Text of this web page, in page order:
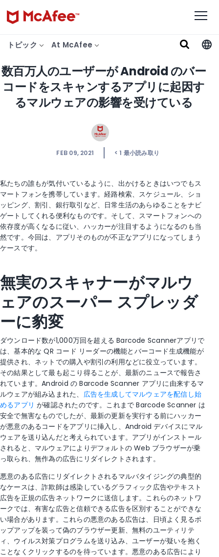
トピック At McAfee
数百万人のユーザーが Android のバー
コードをスキャンするアプリに起因す
るマルウェアの影響を受けている
FEB 09, 2021 < 1 最小読み取り
私たちの誰もが気付いているように、出かけるときはいつでもス
マートフォンを携帯しています。経路検索、スケジュール、ショ
ッピング、割引、銀行取引など、日常生活のあらゆることをナビ
ゲートしてくれる便利なものです。そして、スマートフォンへの
依存度が高くなるに従い、ハッカーが注目するようになるのも当
然です。今回は、アプリそのものが不正なアプリになってしまう
ケースです。
無実のスキャナーがマルウ
ェアのスーパー スプレッダ
ーに豹変
ダウンロード数が1,000万回を超える Barcode Scannerアプリで
は、基本的な QR コード リーダーの機能とバーコード生成機能が
提供され、ネットでの購入や割引の利用などに役立っています。
その結果として最も起こり得ることが、最新のニュースで報告さ
れています。Android の Barcode Scanner アプリに由来するマ
ルウェアが組み込まれた、 広告を生成してマルウェアを配信し始
めるアプリ が確認されたのです。これまで Barcode Scanner は
安全で無害なものでしたが、最新の更新を実行する前にハッカー
が悪意のあるコードをアプリに挿入し、Android デバイスにマル
ウェアを送り込んだと考えられています。アプリがインストール
されると、マルウェアによりデフォルトの Web ブラウザーが乗
っ取られ、無作為の広告にリダイレクトされます。
悪意のある広告にリダイレクトされるマルバタイジングの典型的
なケースは、詐欺師は感染しているグラフィック広告やテキスト
広告を正規の広告ネットワークに送信します。これらのネットワ
ークでは、有害な広告と信頼できる広告を区別することができな
い場合があります。これらの悪意のある広告は、日頃よく見るポ
ップアップを装って偽のブラウザー更新、無料のユーティリテ
ィ、ウイルス対策プログラムを送り込み、ユーザーが疑いを抱く
ことなくクリックするのを待っています。悪意のある広告により